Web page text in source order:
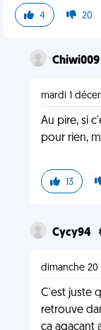
4 20
Chiwi009
mardi 1
Au pire, si
pour rien,
13
Cycy94
dimanche 20
C'est juste
retrouve
ça agaçant